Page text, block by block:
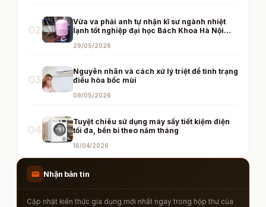
02
Vừa va phải anh tự nhận kĩ sư ngành nhiệt
lạnh tốt nghiệp đại học Bách Khoa Hà Nội
phán về gas điều hòa
29/05/2026
03
Nguyên nhân và cách xử lý triệt để tình trạng
điều hòa bốc mùi
09/05/2026
04
Tuyệt chiêu sử dụng máy sấy tiết kiệm điện
tối đa, bền bỉ theo năm tháng
16/04/2026
mail Nhận bản tin
Cập nhật kiến thức gia dụng mới nhất ngay trong hộp thư của